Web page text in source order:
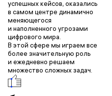
успешных кейсов, оказались
в самом центре динамично
меняющегося
и наполненного угрозами
цифрового мира.
В этой сфере мы играем все
более значительную роль
и ежедневно решаем
множество сложных задач.